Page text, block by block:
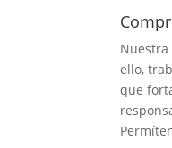
ello,
que